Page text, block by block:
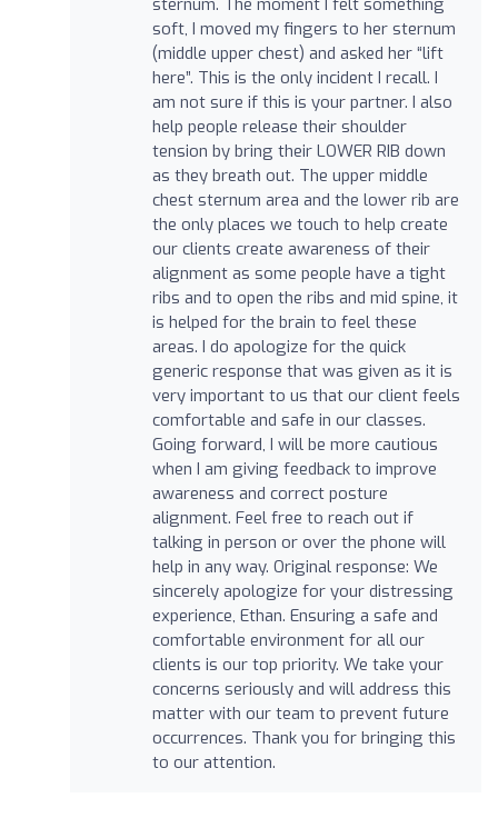
soft, I moved my fingers to her sternum
(middle upper chest) and asked her “lift
here”. This is the only incident I recall. I
am not sure if this is your partner. I also
help people release their shoulder
tension by bring their LOWER RIB down
as they breath out. The upper middle
chest sternum area and the lower rib are
the only places we touch to help create
our clients create awareness of their
alignment as some people have a tight
ribs and to open the ribs and mid spine, it
is helped for the brain to feel these
areas. I do apologize for the quick
generic response that was given as it is
very important to us that our client feels
comfortable and safe in our classes.
Going forward, I will be more cautious
when I am giving feedback to improve
awareness and correct posture
alignment. Feel free to reach out if
talking in person or over the phone will
help in any way. Original response: We
sincerely apologize for your distressing
experience, Ethan. Ensuring a safe and
comfortable environment for all our
clients is our top priority. We take your
concerns seriously and will address this
matter with our team to prevent future
occurrences. Thank you for bringing this
to our attention.